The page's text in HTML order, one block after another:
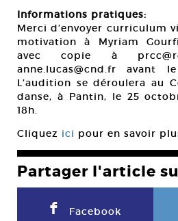
Informations pratiques:
Merci d’envoyer curriculum
motivation à Myriam
avec copie à
anne.lucas@cnd.fr avant
L’audition se déroulera au
danse, à Pantin, le 25
18h.
Cliquez ici pour en savoir
Partager l'article
F Facebook